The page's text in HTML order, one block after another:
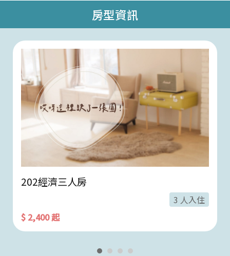
房型資訊
202經濟三人房
3 人入住
$ 2,400 起